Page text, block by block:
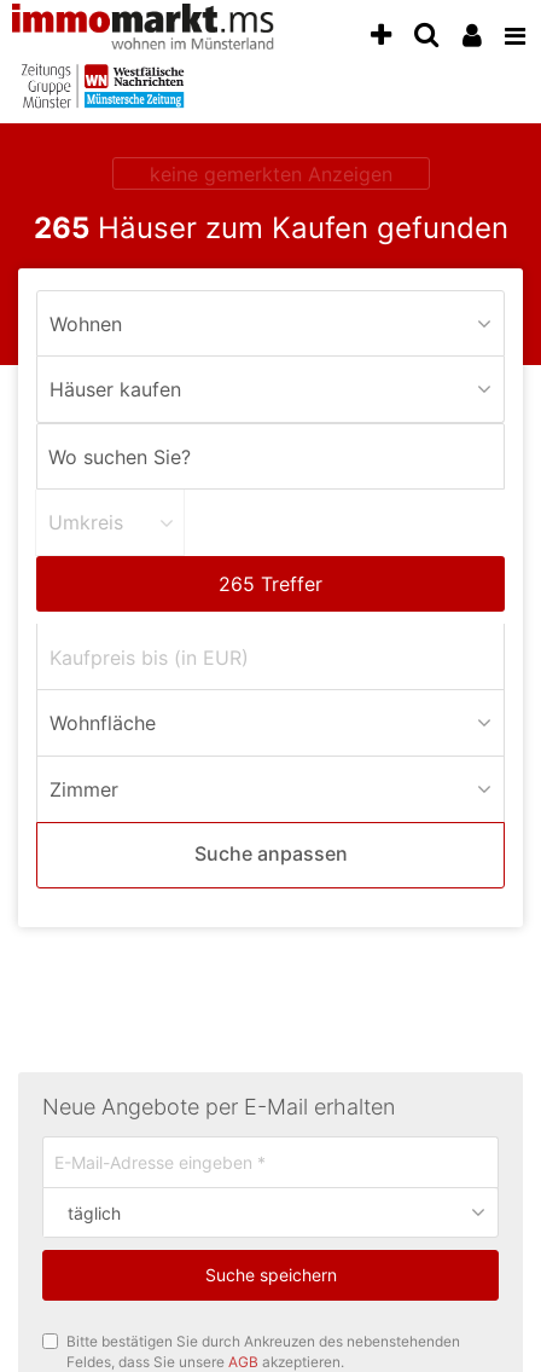
Accessibility
aktivieren
zur
Navigation
Inhalt
Anzeige
keine gemerkten Anzeigen
265Häuser zum Kaufen gefunden
Wohnen
Häuser kaufen
Umkreis
Wohnfläche
Zimmer
Suche anpassen
Neue Angebote per E-Mail erhalten
täglich
Suche speichern
Bitte bestätigen Sie durch Ankreuzen des nebenstehenden
Feldes, dass Sie unsere AGB akzeptieren.